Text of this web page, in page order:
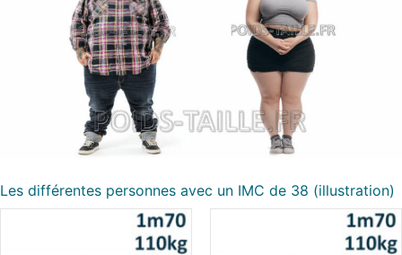
Les différentes personnes avec un IMC de 38 (illustration)